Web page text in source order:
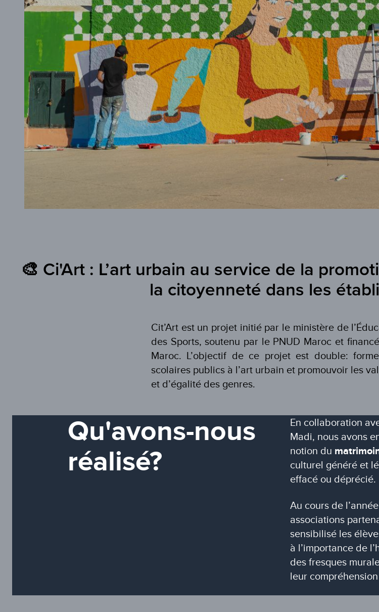
🎨 Ci'Art : L’art urbain au service de la
la citoyenneté dans les
Cit’Art est un projet initié par le ministère de
des Sports, soutenu par le PNUD Maroc et
Maroc. L’objectif de ce projet est double:
scolaires publics à l’art urbain et promouvoir les
et d’égalité des genres.
Qu'avons-nous
réalisé?
En collaboration
Madi, nous avons
notion du
culturel généré et
effacé ou déprécié.
Au cours de
associations
sensibilisé les
à l’importance de
des fresques
leur